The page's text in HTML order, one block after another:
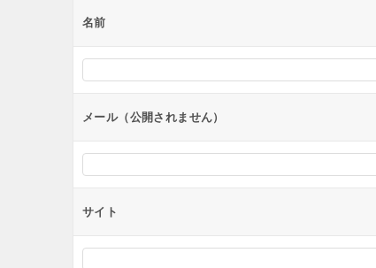
ー
ョ
ン
名前
メール（公開されません）
サイト